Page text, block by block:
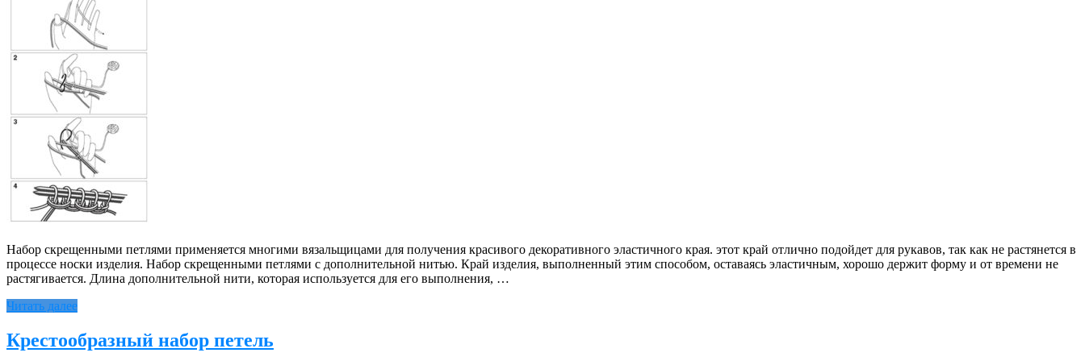
Набор скрещенными петлями применяется многими вязальщицами для получения красивого декоративного эластичного края. этот край отлично подойдет для рукавов, так как не растянется в
процессе носки изделия. Набор скрещенными петлями с дополнительной нитью. Край изделия, выполненный этим способом, оставаясь эластичным, хорошо держит форму и от времени не
растягивается. Длина дополнительной нити, которая используется для его выполнения, …
Читать далее
Крестообразный набор петель